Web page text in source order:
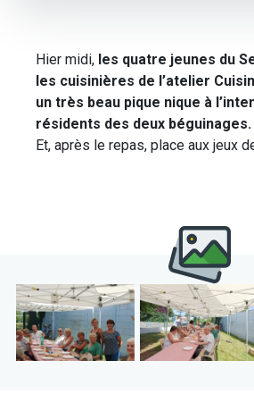
Hier midi, les quatre jeunes du
les cuisinières de l’atelier
un très beau pique nique à
résidents des deux béguinages.
Et, après le repas, place aux jeux